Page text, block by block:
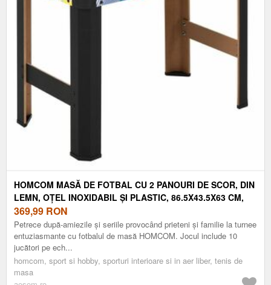
HOMCOM MASĂ DE FOTBAL CU 2 PANOURI DE SCOR, DIN
LEMN, OȚEL INOXIDABIL ȘI PLASTIC, 86.5X43.5X63 CM,
MULTICOLOR | AOSOM ROMANIA
369,99 RON
Petrece după-amiezile și seriile provocând prieteni și familie la turnee
entuziasmante cu fotbalul de masă HOMCOM. Jocul include 10
jucători pe ech...
homcom, sport si hobby, sporturi interioare si in aer liber, tenis de
masa